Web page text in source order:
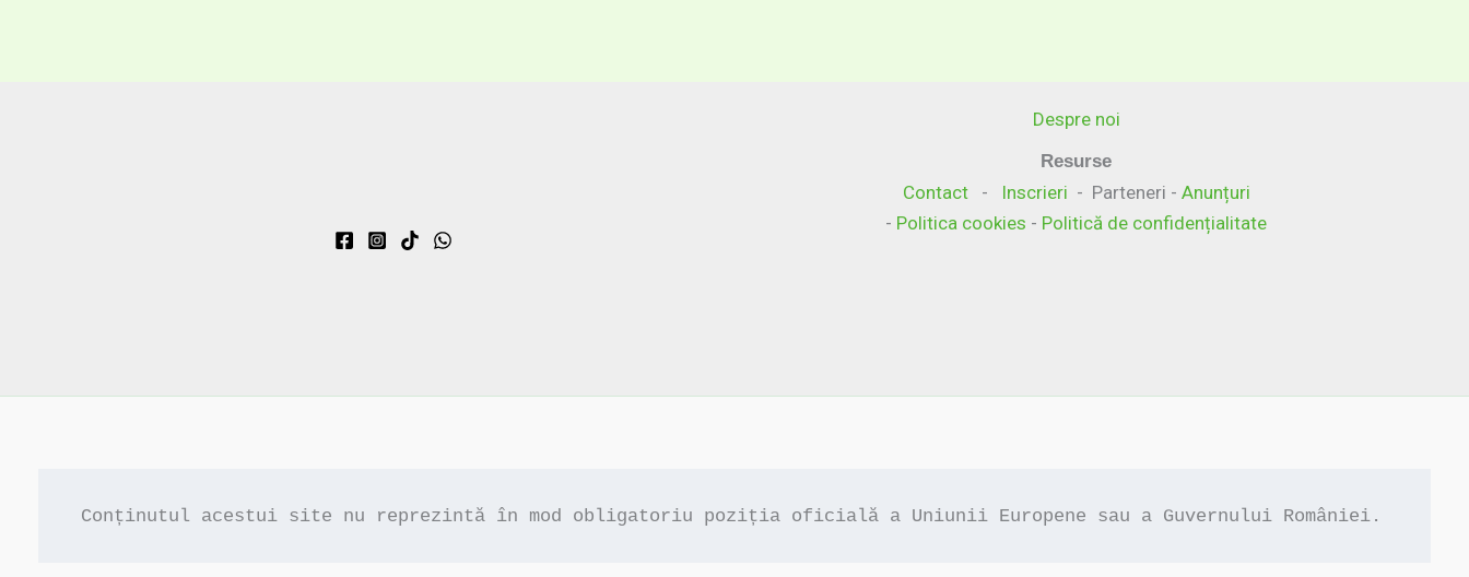
Despre noi
Resurse
Contact- Inscrieri - Parteneri - Anunțuri
- Politica cookies - Politică de confidențialitate
Conținutul acestui site nu reprezintă în mod obligatoriu poziția oficială a Uniunii Europene sau a Guvernului României.